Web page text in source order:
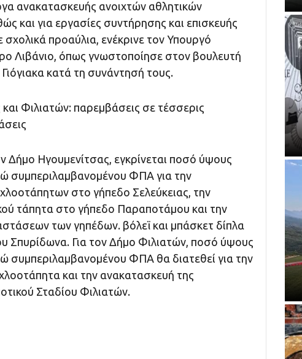
ανακατασκευής ανοιχτών αθλητικών
και για εργασίες συντήρησης και επισκευής
προαύλια, ενέκρινε τον Υπουργό
Λιβάνιο, όπως γνωστοποίησε στον βουλευτή
κατά τη συνάντησή τους.
Φιλιατών: παρεμβάσεις σε τέσσερις
Δήμο Ηγουμενίτσας, εγκρίνεται ποσό ύψους
συμπεριλαμβανομένου ΦΠΑ για την
στο γήπεδο Σελεύκειας, την
τάπητα στο γήπεδο Παραποτάμου και την
των γηπέδων. βόλεϊ και μπάσκετ δίπλα
Σπυρίδωνα. Για τον Δήμο Φιλιατών, ποσό ύψους
συμπεριλαμβανομένου ΦΠΑ θα διατεθεί για την
και την ανακατασκευή της
Σταδίου Φιλιατών.